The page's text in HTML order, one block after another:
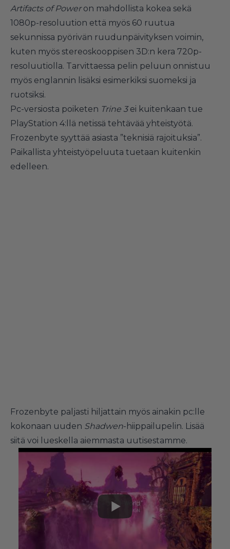
Artifacts of Poweron mahdollista kokea sekä
1080p-resoluution että myös 60 ruutua
sekunnissa pyörivän ruudunpäivityksen voimin,
kuten myös stereoskooppisen 3D:n kera 720p-
resoluutiolla. Tarvittaessa pelin peluun onnistuu
myös englannin lisäksi esimerkiksi suomeksi ja
ruotsiksi.
Pc-versiosta poiketen Trine 3ei kuitenkaan tue
PlayStation 4:llä netissä tehtävää yhteistyötä.
Frozenbyte syyttää asiasta ”teknisiä rajoituksia”.
Paikallista yhteistyöpeluuta tuetaan kuitenkin
edelleen.
Frozenbyte paljasti hiljattain myös ainakin pc:lle
kokonaan uuden Shadwen-hiippailupelin. Lisää
siitä voi lueskella aiemmasta uutisestamme.